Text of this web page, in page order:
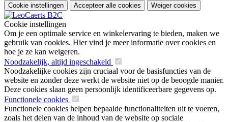
Cookie instellingen Accepteer alle cookies Weiger cookies
Cookie instellingen
Om je een optimale service en winkelervaring te bieden, maken we
gebruik van cookies. Hier vind je meer informatie over cookies en
hoe je ze kan weigeren.
Noodzakelijk, altijd ingeschakeld
Noodzakelijke cookies zijn cruciaal voor de basisfuncties van de
website en zonder deze werkt de website niet op de beoogde manier.
Deze cookies slaan geen persoonlijk identificeerbare gegevens op.
Functionele cookies
Functionele cookies helpen bepaalde functionaliteiten uit te voeren,
zoals het delen van de inhoud van de website op sociale